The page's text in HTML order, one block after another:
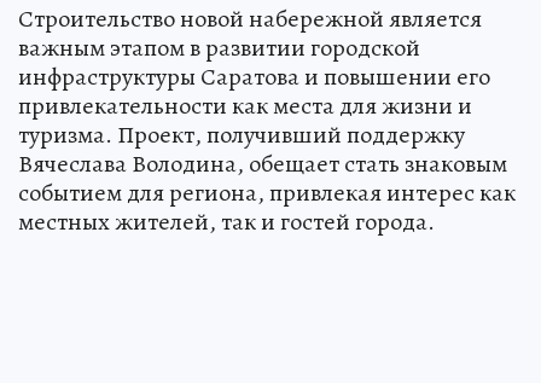
Строительство новой набережной является
важным этапом в развитии городской
инфраструктуры Саратова и повышении его
привлекательности как места для жизни и
туризма. Проект, получивший поддержку
Вячеслава Володина, обещает стать знаковым
событием для региона, привлекая интерес как
местных жителей, так и гостей города.